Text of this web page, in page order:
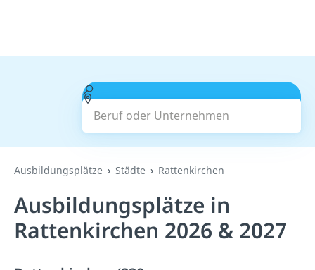
Beruf oder Unternehmen
Suchen
Ausbildungsplätze Städte Rattenkirchen
Ausbildungsplätze in
Rattenkirchen 2026 & 2027